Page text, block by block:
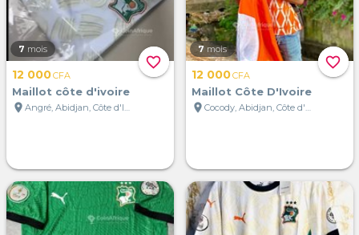
favorite_border
7 mois
12 000CFA
Maillot côte d'ivoire
location_on
Angré, Abidjan, Côte d'Ivoire
favorite_border
7 mois
12 000CFA
Maillot Côte D'Ivoire
location_on
Cocody, Abidjan, Côte d'Ivoire